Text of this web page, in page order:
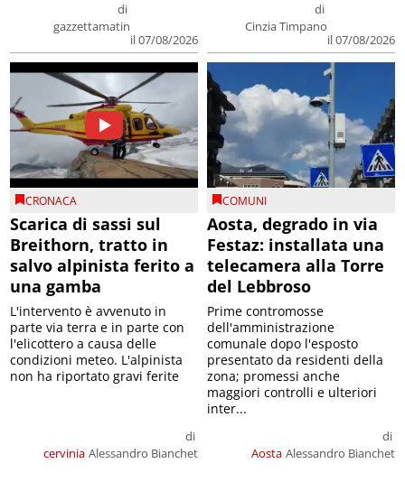
di
gazzettamatin
il 07/08/2026
di
Cinzia Timpano
il 07/08/2026
CRONACA
Scarica di sassi sul
Breithorn, tratto in
salvo alpinista ferito a
una gamba
cervinia
di
Alessandro Bianchet
L'intervento è avvenuto in
parte via terra e in parte con
l'elicottero a causa delle
condizioni meteo. L'alpinista
non ha riportato gravi ferite
COMUNI
Aosta, degrado in via
Festaz: installata una
telecamera alla Torre
del Lebbroso
Aosta
di
Alessandro Bianchet
Prime contromosse
dell'amministrazione
comunale dopo l'esposto
presentato da residenti della
zona; promessi anche
maggiori controlli e ulteriori
inter...